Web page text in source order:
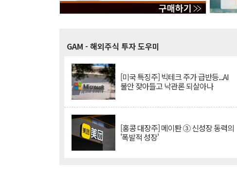
GAM - 해외주식 투자 도우미
[미국 특징주] 빅테크 주가 급반등...AI
불안 잦아들고 낙관론 되살아나
[홍콩 대장주] 메이퇀 ③ 신성장 동력의
'폭발적 성장'